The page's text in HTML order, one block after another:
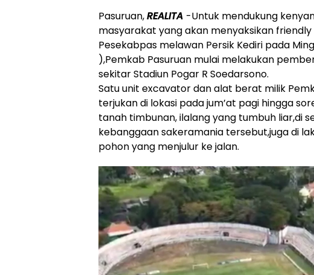
Pasuruan,REALITA -Untuk mendukung
masyarakat yang akan menyaksikan
Pesekabpas melawan Persik Kediri pada
),Pemkab Pasuruan mulai melakukan
sekitar Stadiun Pogar R Soedarsono.
Satu unit excavator dan alat berat milik
terjukan di lokasi pada jum’at pagi hingga
tanah timbunan, ilalang yang tumbuh liar,di
kebanggaan sakeramania tersebut,juga di
pohon yang menjulur ke jalan.